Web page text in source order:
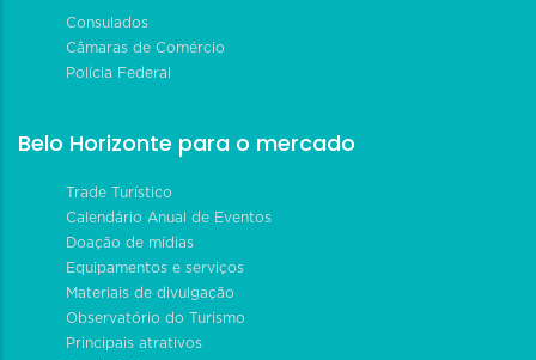
Consulados
Câmaras de Comércio
Polícia Federal
Belo Horizonte para o mercado
Trade Turístico
Calendário Anual de Eventos
Doação de mídias
Equipamentos e serviços
Materiais de divulgação
Observatório do Turismo
Principais atrativos